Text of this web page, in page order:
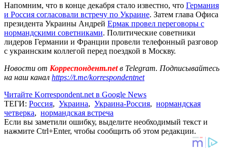
Напомним, что в конце декабря стало известно, что Германия
и Россия согласовали встречу по Украине. Затем глава Офиса
президента Украины Андрей Ермак провел переговоры с
нормандскими советниками. Политические советники
лидеров Германии и Франции провели телефонный разговор
с украинским коллегой перед поездкой в Москву.
Новости от Корреспондент.netв Telegram. Подписывайтесь
на наш канал https://t.me/korrespondentnet
Читайте Korrespondent.net в Google News
ТЕГИ: Россия, Украина, Украина-Россия, нормандская
четверка, нормандская встреча
Если вы заметили ошибку, выделите необходимый текст и
нажмите Ctrl+Enter, чтобы сообщить об этом редакции.